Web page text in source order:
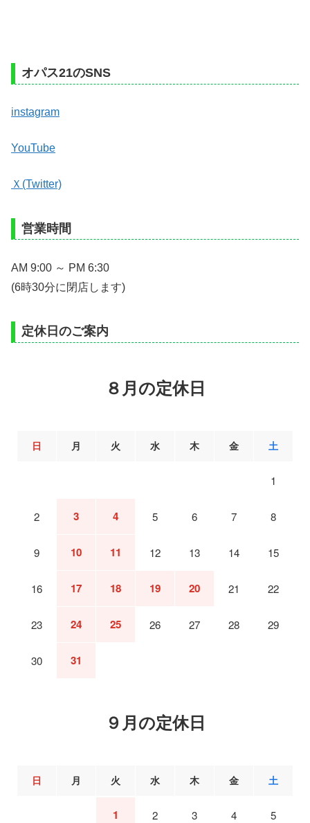
オパス21のSNS
instagram
YouTube
Ｘ(Twitter)
営業時間
AM 9:00 ～ PM 6:30
(6時30分に閉店します)
定休日のご案内
８月の定休日
日 月 火 水 木 金 土
1
2 3 4 5 6 7 8
9 10 11 12 13 14 15
16 17 18 19 20 21 22
23 24 25 26 27 28 29
30 31
９月の定休日
日 月 火 水 木 金 土
1 2 3 4 5